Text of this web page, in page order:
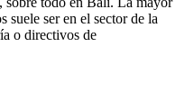
suele ser en el sector de la
o directivos de